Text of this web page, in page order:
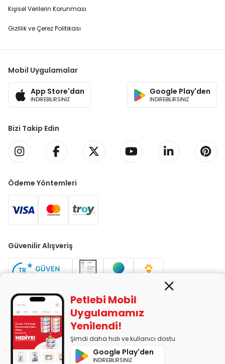
Kişisel Verilerin Korunması
Gizlilik ve Çerez Politikası
Mobil Uygulamalar
App Store'dan
İNDİREBİLİRSİNİZ
Google Play'den
İNDİREBİLİRSİNİZ
Bizi Takip Edin
Ödeme Yöntemleri
Güvenilir Alışveriş
PETLEBİ EVCİL HAYVAN ÜRÜNLERİ PAZ. SAN. TİC. LTD. ŞTİ. Alaşarköy
Mah. 1. Alaşar Cad. No: 9 Osmangazi/Bursa
7290599225 vergi numarasıyla Uludağ Vergi Dairesi'ne bağlıdır.
Petlebi Mobil
Uygulamamız
Yenilendi!
Şimdi daha hızlı ve kullanıcı dostu
Google Play'den
İNDİREBİLİRSİNİZ